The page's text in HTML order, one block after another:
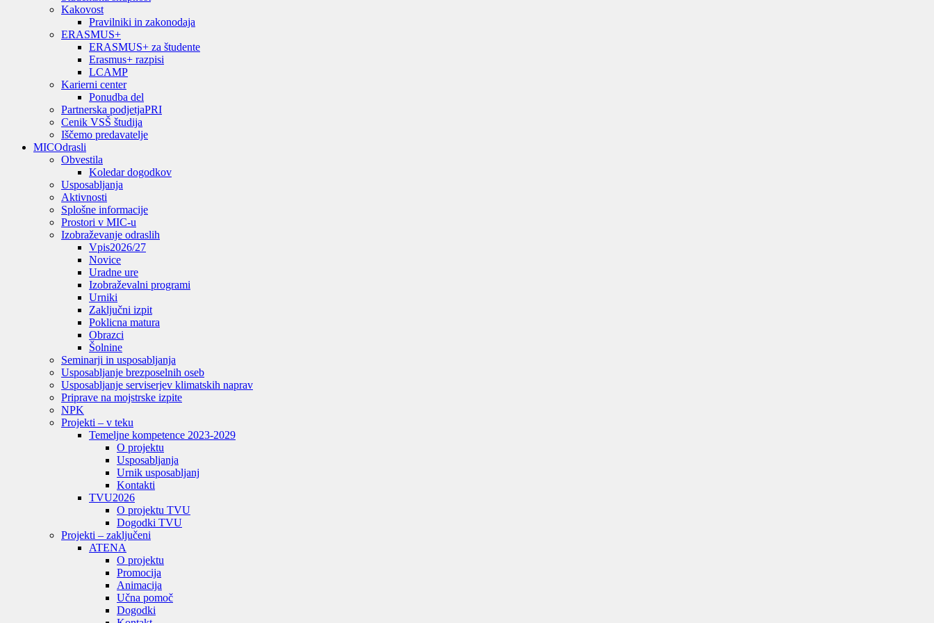
Kakovost
Pravilniki in zakonodaja
ERASMUS+
ERASMUS+ za študente
Erasmus+ razpisi
LCAMP
Karierni center
Ponudba del
Partnerska podjetjaPRI
Cenik VSŠ študija
Iščemo predavatelje
MICOdrasli
Obvestila
Koledar dogodkov
Usposabljanja
Aktivnosti
Splošne informacije
Prostori v MIC-u
Izobraževanje odraslih
Vpis2026/27
Novice
Uradne ure
Izobraževalni programi
Urniki
Zaključni izpit
Poklicna matura
Obrazci
Šolnine
Seminarji in usposabljanja
Usposabljanje brezposelnih oseb
Usposabljanje serviserjev klimatskih naprav
Priprave na mojstrske izpite
NPK
Projekti – v teku
Temeljne kompetence 2023-2029
O projektu
Usposabljanja
Urnik usposabljanj
Kontakti
TVU2026
O projektu TVU
Dogodki TVU
Projekti – zaključeni
ATENA
O projektu
Promocija
Animacija
Učna pomoč
Dogodki